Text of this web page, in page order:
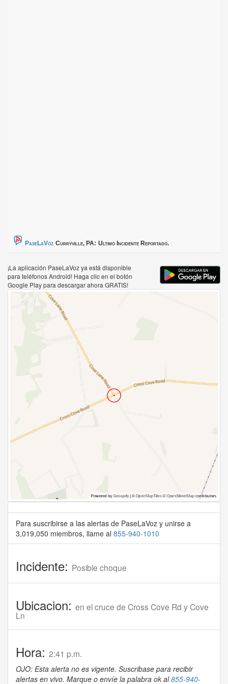
PaseLaVoz Curryville, PA: Ultimo Incidente Reportado.
¡La aplicación PaseLaVoz ya está disponible
para teléfonos Android! Haga clic en el botón
Google Play para descargar ahora GRATIS!
Para suscribirse a las alertas de PaseLaVoz y unirse a
3,019,050 miembros, llame al 855-940-1010
Incidente: Posible choque
Ubicacion: en el cruce de Cross Cove Rd y Cove
Ln
Hora: 2:41 p.m.
OJO: Esta alerta no es vigente. Suscribase para recibir
alertas en vivo. Marque o envíe la palabra ok al855-940-